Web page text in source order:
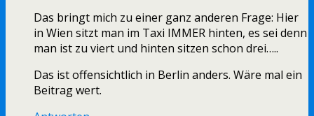
Das bringt mich zu einer ganz anderen Frage: Hier
in Wien sitzt man im Taxi IMMER hinten, es sei denn
man ist zu viert und hinten sitzen schon drei…..
Das ist offensichtlich in Berlin anders. Wäre mal ein
Beitrag wert.